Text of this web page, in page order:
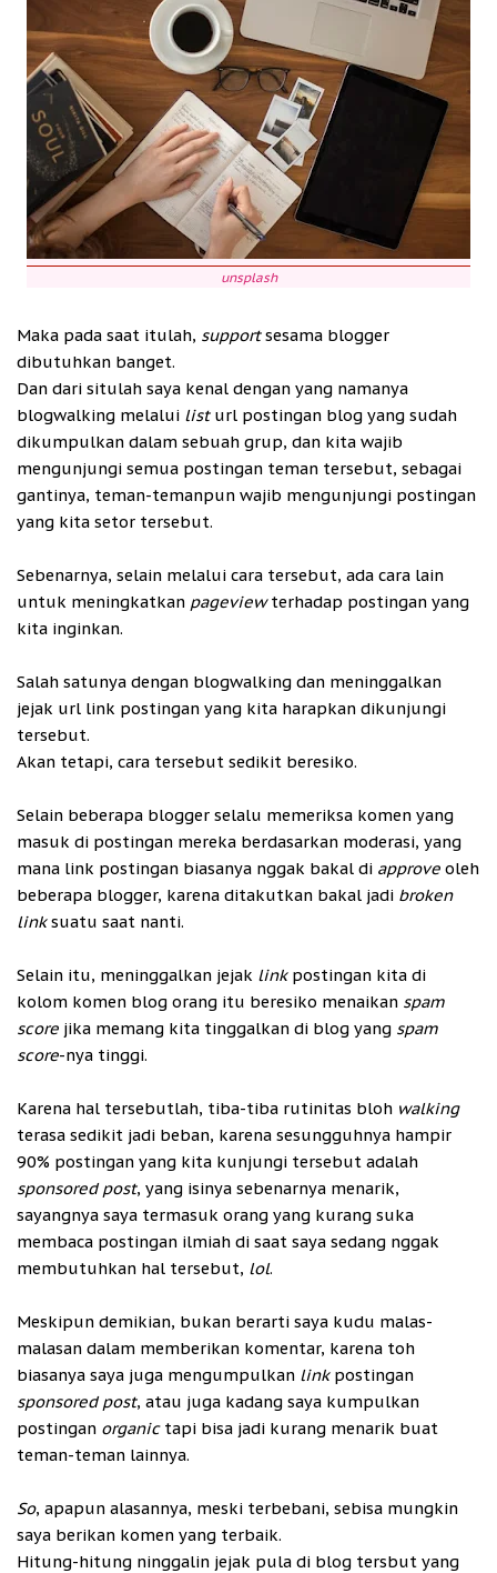
unsplash
Maka pada saat itulah, supportsesama blogger
dibutuhkan banget.
Dan dari situlah saya kenal dengan yang namanya
blogwalking melalui list url postingan blog yang sudah
dikumpulkan dalam sebuah grup, dan kita wajib
mengunjungi semua postingan teman tersebut, sebagai
gantinya, teman-temanpun wajib mengunjungi postingan
yang kita setor tersebut.
Sebenarnya, selain melalui cara tersebut, ada cara lain
untuk meningkatkan pageviewterhadap postingan yang
kita inginkan.
Salah satunya dengan blogwalking dan meninggalkan
jejak url link postingan yang kita harapkan dikunjungi
tersebut.
Akan tetapi, cara tersebut sedikit beresiko.
Selain beberapa blogger selalu memeriksa komen yang
masuk di postingan mereka berdasarkan moderasi, yang
mana link postingan biasanya nggak bakal di approve oleh
beberapa blogger, karena ditakutkan bakal jadi broken
linksuatu saat nanti.
Selain itu, meninggalkan jejak linkpostingan kita di
kolom komen blog orang itu beresiko menaikan spam
score jika memang kita tinggalkan di blog yang spam
score-nya tinggi.
Karena hal tersebutlah, tiba-tiba rutinitas bloh walking
terasa sedikit jadi beban, karena sesungguhnya hampir
90% postingan yang kita kunjungi tersebut adalah
sponsored post, yang isinya sebenarnya menarik,
sayangnya saya termasuk orang yang kurang suka
membaca postingan ilmiah di saat saya sedang nggak
membutuhkan hal tersebut, lol.
Meskipun demikian, bukan berarti saya kudu malas-
malasan dalam memberikan komentar, karena toh
biasanya saya juga mengumpulkan link postingan
sponsored post, atau juga kadang saya kumpulkan
postingan organictapi bisa jadi kurang menarik buat
teman-teman lainnya.
So, apapun alasannya, meski terbebani, sebisa mungkin
saya berikan komen yang terbaik.
Hitung-hitung ninggalin jejak pula di blog tersbut yang